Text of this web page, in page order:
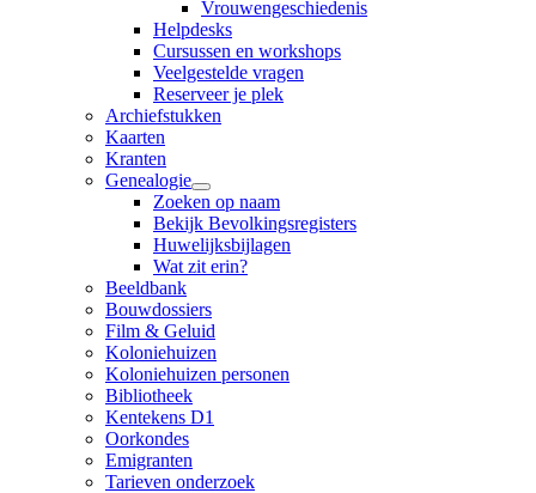
Vrouwengeschiedenis
Helpdesks
Cursussen en workshops
Veelgestelde vragen
Reserveer je plek
Archiefstukken
Kaarten
Kranten
Genealogie
Zoeken op naam
Bekijk Bevolkingsregisters
Huwelijksbijlagen
Wat zit erin?
Beeldbank
Bouwdossiers
Film & Geluid
Koloniehuizen
Koloniehuizen personen
Bibliotheek
Kentekens D1
Oorkondes
Emigranten
Tarieven onderzoek